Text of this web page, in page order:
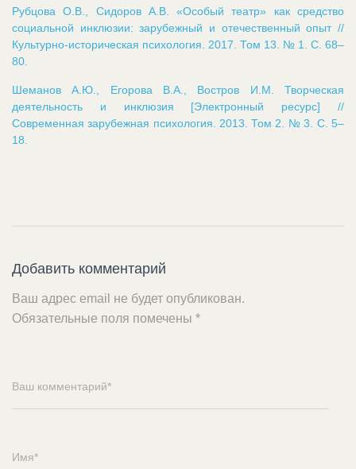
Рубцова О.В., Сидоров А.В. «Особый театр» как средство
социальной инклюзии: зарубежный и отечественный опыт //
Культурно-историческая психология. 2017. Том 13. № 1. С. 68–
80.
Шеманов А.Ю., Егорова В.А., Востров И.М. Творческая
деятельность и инклюзия [Электронный ресурс] //
Современная зарубежная психология. 2013. Том 2. № 3. С. 5–
18.
Добавить комментарий
Ваш адрес email не будет опубликован.
Обязательные поля помечены *